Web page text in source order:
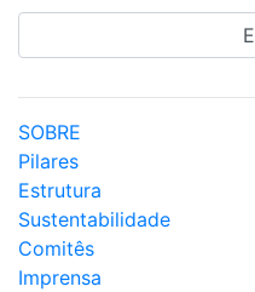
SOBRE
Pilares
Estrutura
Sustentabilidade
Comitês
Imprensa